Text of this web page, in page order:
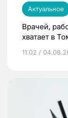
Актуальное
Врачей,
хватает в
11:02 /